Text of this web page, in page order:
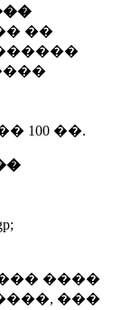
��
100 ��.
����
���